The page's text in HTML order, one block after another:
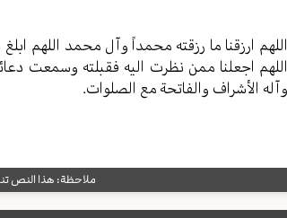
اللهم ارزقنا ما رزقته محمداً وآل محمد اللهم ابلغ
اللهم اجعلنا ممن نظرت اليه فقبلته وسمعت
وآله الأشراف والفاتحة مع الصلوات.
ملاحظة: هذا النص